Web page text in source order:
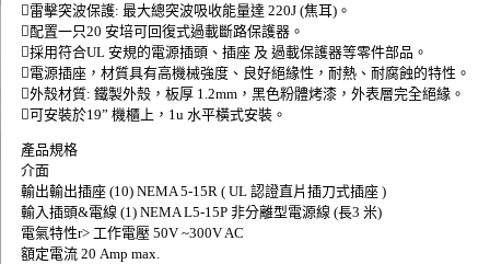
􀁹雷擊突波保護: 最大總突波吸收能量達 220J (焦耳)。
􀁹配置一只20 安培可回復式過載斷路保護器。
􀁹採用符合UL 安規的電源插頭、插座 及 過載保護器等零件部品。
􀁹電源插座，材質具有高機械強度、良好絕緣性，耐熱、耐腐蝕的特性。
􀁹外殼材質: 鐵製外殼，板厚 1.2mm，黑色粉體烤漆，外表層完全絕緣。
􀁹可安裝於19” 機櫃上，1u 水平橫式安裝。
產品規格
介面
輸出輸出插座 (10) NEMA 5-15R ( UL 認證直片插刀式插座 )
輸入插頭&電線 (1) NEMA L5-15P 非分離型電源線 (長3 米)
電氣特性r> 工作電壓 50V ~300V AC
額定電流 20 Amp max.